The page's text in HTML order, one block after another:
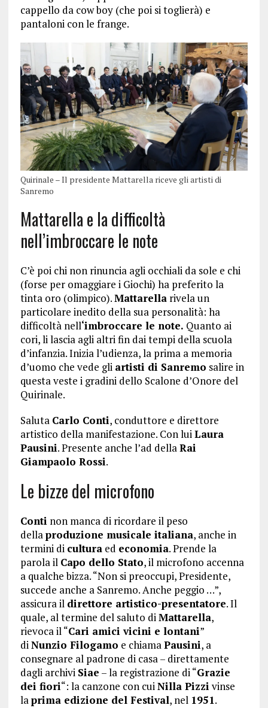
cappello da cow boy (che poi si toglierà) e
pantaloni con le frange.
Quirinale – Il presidente Mattarella riceve gli artisti di
Sanremo
Mattarella e la difficoltà
nell’imbroccare le note
C’è poi chi non rinuncia agli occhiali da sole e chi
(forse per omaggiare i Giochi) ha preferito la
tinta oro (olimpico).Mattarellarivela un
particolare inedito della sua personalità: ha
difficoltà nell‘imbroccare le note. Quanto ai
cori, li lascia agli altri fin dai tempi della scuola
d’infanzia. Inizia l’udienza, la prima a memoria
d’uomo che vede gli artisti di Sanremo salire in
questa veste i gradini dello Scalone d’Onore del
Quirinale.
Saluta Carlo Conti, conduttore e direttore
artistico della manifestazione. Con luiLaura
Pausini. Presente anche l’ad dellaRai
Giampaolo Rossi.
Le bizze del microfono
Conti non manca di ricordare il peso
dellaproduzione musicale italiana, anche in
termini di culturaed economia. Prende la
parola il Capo dello Stato, il microfono accenna
a qualche bizza. “Non si preoccupi, Presidente,
succede anche a Sanremo. Anche peggio …”,
assicura il direttore artistico-presentatore. Il
quale, al termine del saluto diMattarella,
rievoca il “Cari amici vicini e lontani”
diNunzio Filogamo e chiamaPausini, a
consegnare al padrone di casa – direttamente
dagli archivi Siae – la registrazione di “Grazie
dei fiori“: la canzone con cuiNilla Pizzi vinse
laprima edizione del Festival, nel 1951.